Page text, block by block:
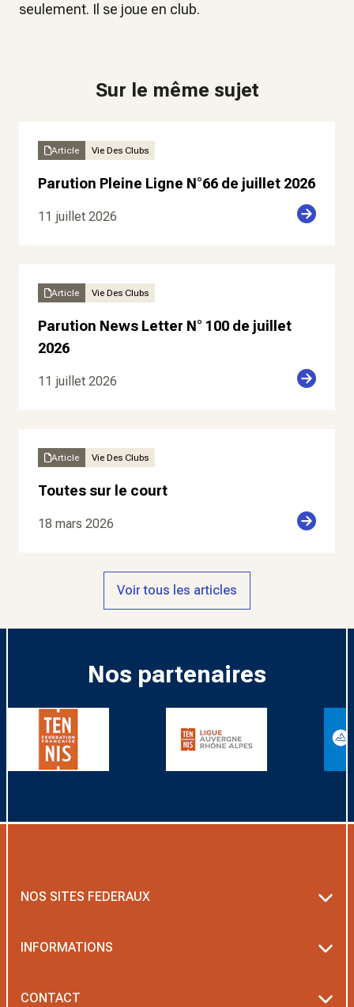
seulement. Il se joue en club.
Sur le même sujet
Article Vie Des Clubs
Parution Pleine Ligne N°66 de juillet 2026
11 juillet 2026
Article Vie Des Clubs
Parution News Letter N° 100 de juillet
2026
11 juillet 2026
Article Vie Des Clubs
Toutes sur le court
18 mars 2026
Voir tous les articles
Nos partenaires
NOS SITES FEDERAUX
INFORMATIONS
CONTACT